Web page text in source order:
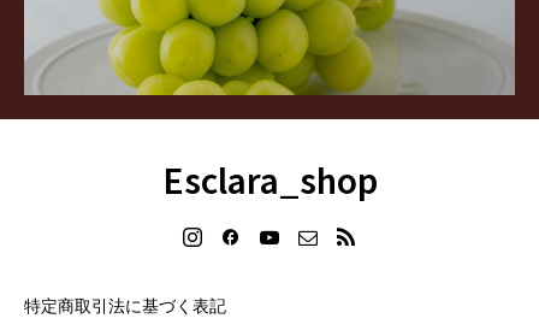
Esclara_shop
特定商取引法に基づく表記